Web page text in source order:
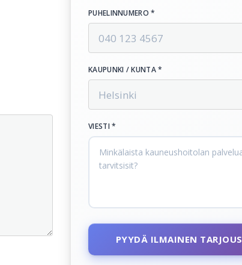
PUHELINNUMERO *
KAUPUNKI / KUNTA *
VIESTI *
PYYDÄ ILMAINEN TARJOUS